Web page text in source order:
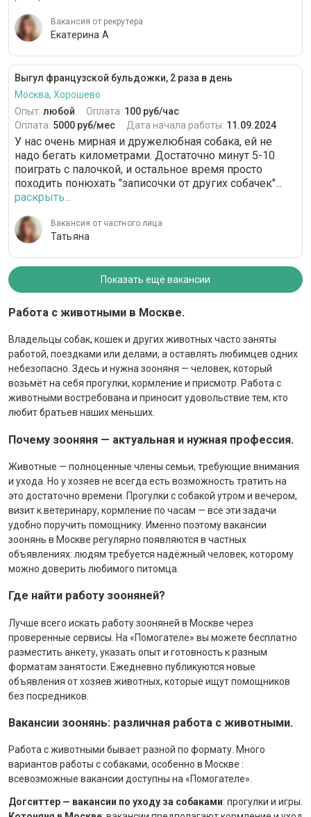
Вакансия от рекрутера
Екатерина А
Выгул французской бульдожки, 2 раза в день
Москва, Хорошево
Опыт: любой Оплата: 100 руб/час
Оплата: 5000 руб/мес Дата начала работы: 11.09.2024
У нас очень мирная и дружелюбная собака, ей не
надо бегать километрами. Достаточно минут 5-10
поиграть с палочкой, и остальное время просто
походить понюхать "записочки от других собачек"...
раскрыть...
Вакансия от частного лица
Татьяна
Показать ещё вакансии
Работа с животными в Москве.
Владельцы собак, кошек и других животных часто заняты
работой, поездками или делами, а оставлять любимцев одних
небезопасно. Здесь и нужна зооняня — человек, который
возьмёт на себя прогулки, кормление и присмотр. Работа с
животными востребована и приносит удовольствие тем, кто
любит братьев наших меньших.
Почему зооняня — актуальная и нужная профессия.
Животные — полноценные члены семьи, требующие внимания
и ухода. Но у хозяев не всегда есть возможность тратить на
это достаточно времени. Прогулки с собакой утром и вечером,
визит к ветеринару, кормление по часам — все эти задачи
удобно поручить помощнику. Именно поэтому вакансии
зоонянь в Москве регулярно появляются в частных
объявлениях: людям требуется надёжный человек, которому
можно доверить любимого питомца.
Где найти работу зооняней?
Лучше всего искать работу зооняней в Москве через
проверенные сервисы. На «Помогателе» вы можете бесплатно
разместить анкету, указать опыт и готовность к разным
форматам занятости. Ежедневно публикуются новые
объявления от хозяев животных, которые ищут помощников
без посредников.
Вакансии зоонянь: различная работа с животными.
Работа с животными бывает разной по формату. Много
вариантов работы с собаками, особенно в Москве :
всевозможные вакансии доступны на «Помогателе».
Догситтер — вакансии по уходу за собаками: прогулки и игры.